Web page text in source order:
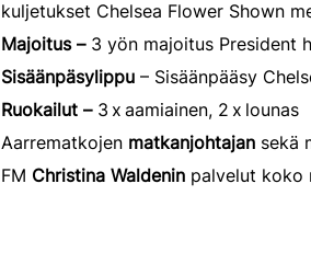
kuljetukset Chelsea Flower Shown
Majoitus –3 yön majoitus President
Sisäänpäsylippu – Sisäänpääsy
Ruokailut – 3 x aamiainen, 2 x lounas
Aarrematkojen matkanjohtajan sekä
FM Christina Waldenin palvelut koko